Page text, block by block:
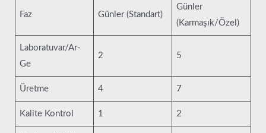
Faz Günler (Standart)
Günler
(Karmaşık/Özel)
Laboratuvar/Ar-
Ge
2 5
Üretme 4 7
Kalite Kontrol 1 2